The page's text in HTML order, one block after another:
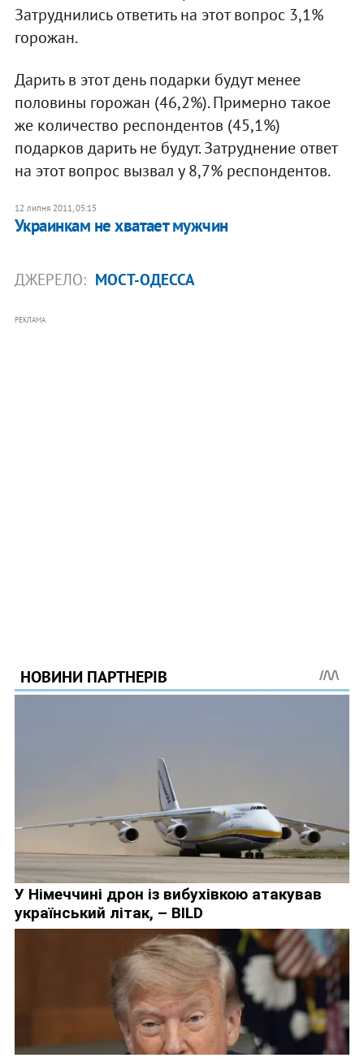
Затруднились ответить на этот вопрос 3,1%
горожан.
Дарить в этот день подарки будут менее
половины горожан (46,2%). Примерно такое
же количество респондентов (45,1%)
подарков дарить не будут. Затруднение ответ
на этот вопрос вызвал у 8,7% респондентов.
12 липня 2011, 05:15
​Украинкам не хватает мужчин
ДЖЕРЕЛО: МОСТ-ОДЕССА
РЕКЛАМА